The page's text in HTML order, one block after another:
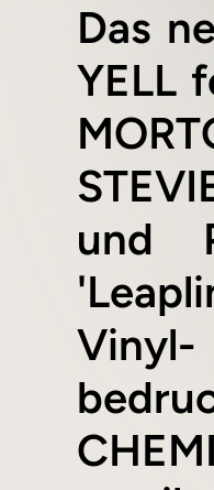
Das
YELL
und